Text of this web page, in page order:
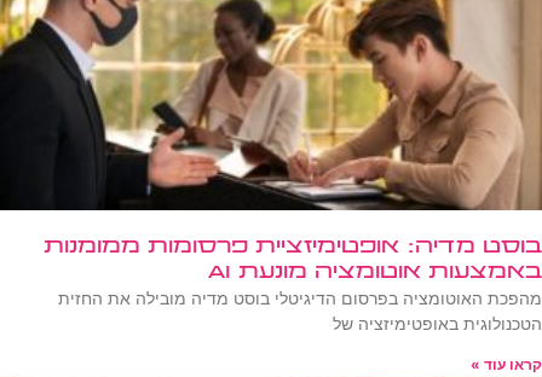
בוסט מדיה: אופטימיזציית פרסומות ממומנות
באמצעות אוטומציה מונעת AI
מהפכת האוטומציה בפרסום הדיגיטלי בוסט מדיה מובילה את החזית
הטכנולוגית באופטימיזציה של
קראו עוד »